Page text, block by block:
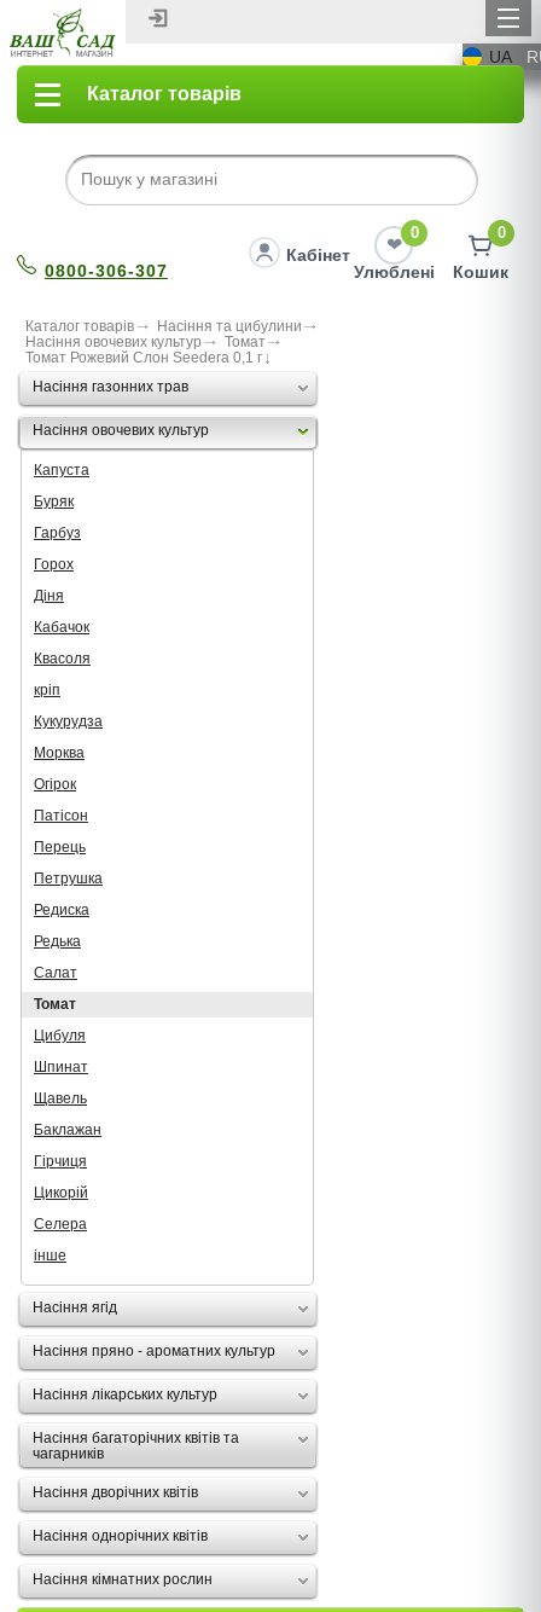
UA
Каталог товарів
0800-306-307
Кабінет
0
Улюблені
0
Кошик
Каталог товарів
Насіння та цибулини
Насіння овочевих культур
Томат
Томат Рожевий Слон Seedera 0,1 г
Насіння газонних трав
Насіння овочевих культур
Капуста
Буряк
Гарбуз
Горох
Діня
Кабачок
Квасоля
кріп
Кукурудза
Морква
Огірок
Патісон
Перець
Петрушка
Редиска
Редька
Салат
Томат
Цибуля
Шпинат
Щавель
Баклажан
Гірчиця
Цикорій
Селера
інше
Насіння ягід
Насіння пряно - ароматних культур
Насіння лікарських культур
Насіння багаторічних квітів та
чагарників
Насіння дворічних квітів
Насіння однорічних квітів
Насіння кімнатних рослин